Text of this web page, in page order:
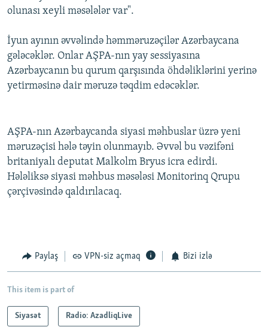
olunası xeyli məsələlər var".
İyun ayının əvvəlində həmməruzəçilər Azərbaycana
gələcəklər. Onlar AŞPA-nın yay sessiyasına
Azərbaycanın bu qurum qarşısında öhdəliklərini yerinə
yetirməsinə dair məruzə təqdim edəcəklər.
AŞPA-nın Azərbaycanda siyasi məhbuslar üzrə yeni
məruzəçisi hələ təyin olunmayıb. Əvvəl bu vəzifəni
britaniyalı deputat Malkolm Bryus icra edirdi.
Hələliksə siyasi məhbus məsələsi Monitorinq Qrupu
çərçivəsində qaldırılacaq.
Paylaş VPN-siz açmaq Bizi izlə
This item is part of
Siyasət Radio: AzadliqLive